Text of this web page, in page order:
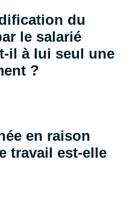
du
le salarié
il à lui seul une
?
en raison
travail est-elle